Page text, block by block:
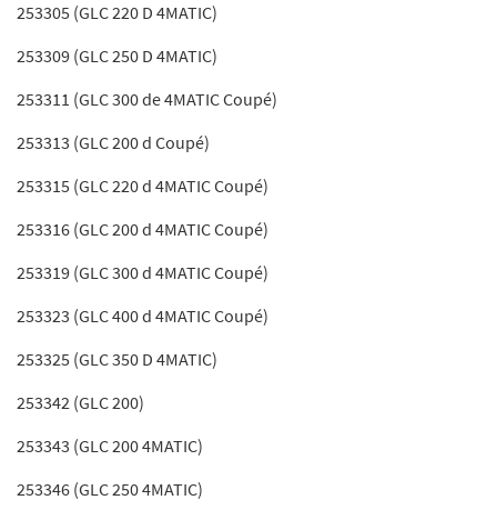
253305 (GLC 220 D 4MATIC)
253309 (GLC 250 D 4MATIC)
253311 (GLC 300 de 4MATIC Coupé)
253313 (GLC 200 d Coupé)
253315 (GLC 220 d 4MATIC Coupé)
253316 (GLC 200 d 4MATIC Coupé)
253319 (GLC 300 d 4MATIC Coupé)
253323 (GLC 400 d 4MATIC Coupé)
253325 (GLC 350 D 4MATIC)
253342 (GLC 200)
253343 (GLC 200 4MATIC)
253346 (GLC 250 4MATIC)